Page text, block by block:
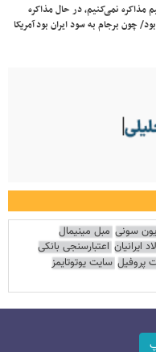
مذاکره نمی‌کنیم، در حال مذاکره
چون برجام به سود ایران بود آمریکا
سونی مبل مینیمال
ایرانیان اعتبارسنجی بانکی
پروفیل سایت یوتوتایمز